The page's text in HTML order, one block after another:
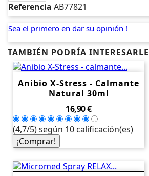
Referencia AB77821
Sea el primero en dar su opinión !
TAMBIÉN PODRÍA INTERESARLE
Anibio X-Stress - Calmante
Natural 30ml
Precio
16,90 €
(4,7/5) según 10 calificación(es)
¡Comprar!